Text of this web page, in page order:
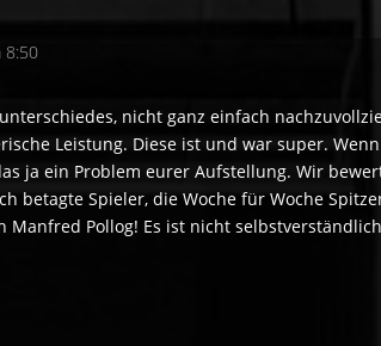
8:50
nicht ganz einfach
Leistung. Diese ist und war super.
ja ein Problem eurer Aufstellung. Wir
betagte Spieler, die Woche für Woche
Manfred Pollog! Es ist nicht